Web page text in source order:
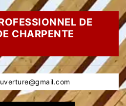
DE
CHARPENTE